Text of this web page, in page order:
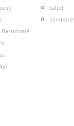
Arrecife
Tías
covid19
Bartolomé
Salud